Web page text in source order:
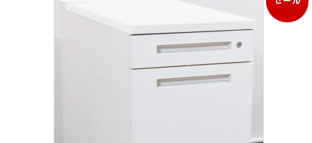
販
売